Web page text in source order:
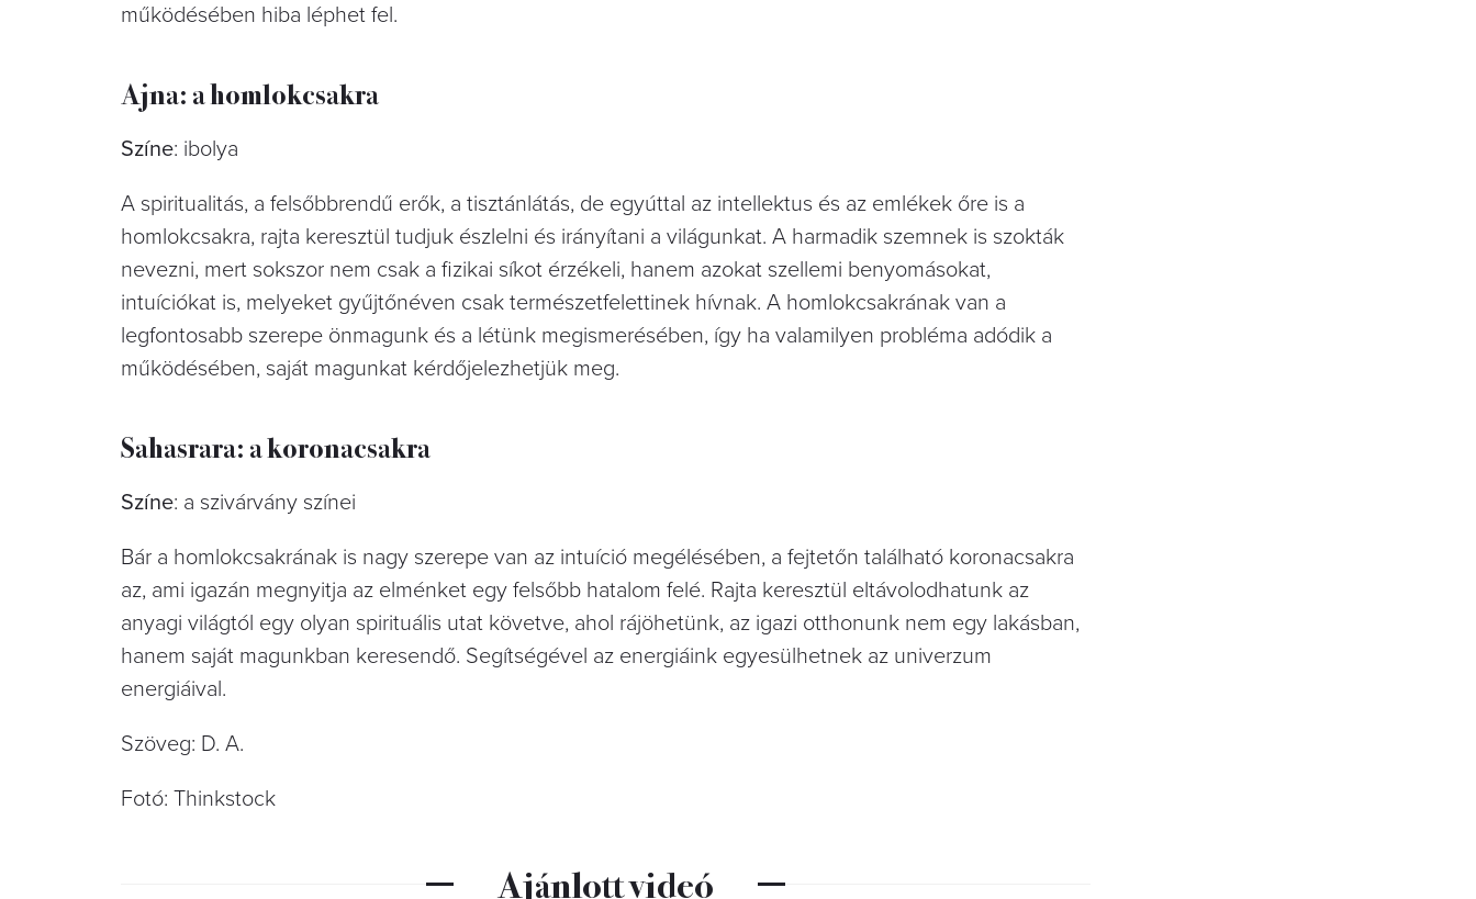
működésében hiba léphet fel.
Ajna: a homlokcsakra
Színe: ibolya
A spiritualitás, a felsőbbrendű erők, a tisztánlátás, de egyúttal az intellektus és az emlékek őre is a
homlokcsakra, rajta keresztül tudjuk észlelni és irányítani a világunkat. A harmadik szemnek is szokták
nevezni, mert sokszor nem csak a fizikai síkot érzékeli, hanem azokat szellemi benyomásokat,
intuíciókat is, melyeket gyűjtőnéven csak természetfelettinek hívnak. A homlokcsakrának van a
legfontosabb szerepe önmagunk és a létünk megismerésében, így ha valamilyen probléma adódik a
működésében, saját magunkat kérdőjelezhetjük meg.
Sahasrara: a koronacsakra
Színe: a szivárvány színei
Bár a homlokcsakrának is nagy szerepe van az intuíció megélésében, a fejtetőn található koronacsakra
az, ami igazán megnyitja az elménket egy felsőbb hatalom felé. Rajta keresztül eltávolodhatunk az
anyagi világtól egy olyan spirituális utat követve, ahol rájöhetünk, az igazi otthonunk nem egy lakásban,
hanem saját magunkban keresendő. Segítségével az energiáink egyesülhetnek az univerzum
energiáival.
Szöveg: D. A.
Fotó: Thinkstock
Ajánlott videó